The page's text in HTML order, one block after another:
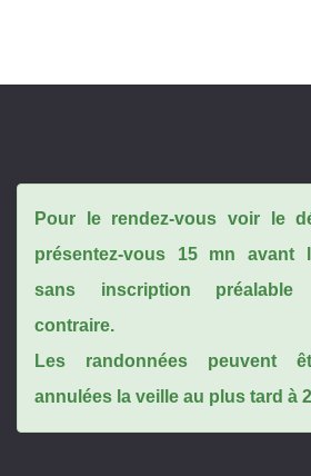
Pour le rendez-vous voir le
présentez-vous 15 mn avant
sans inscription préalable
contraire.
Les randonnées peuvent
annulées la veille au plus tard à